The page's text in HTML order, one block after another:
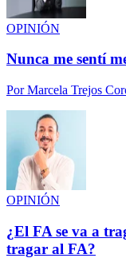
OPINIÓN
Nunca me sentí
PorMarcela Trejos
OPINIÓN
¿El FA se va a
tragar al FA?